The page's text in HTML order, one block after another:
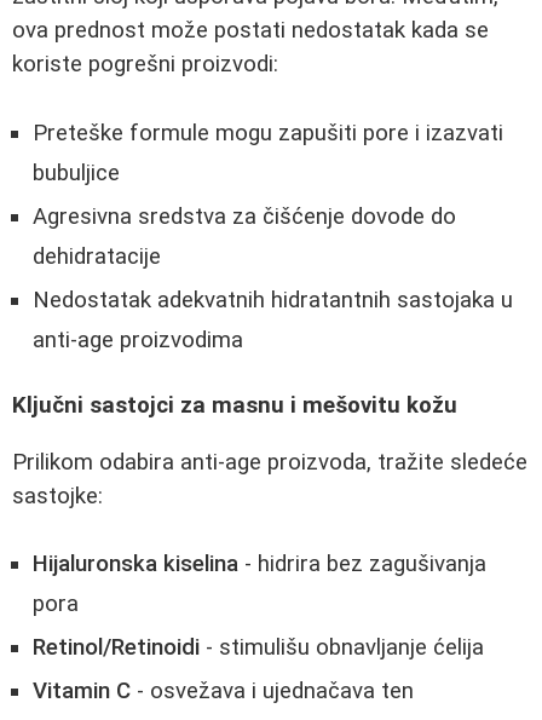
ova prednost može postati nedostatak kada se
koriste pogrešni proizvodi:
Preteške formule mogu zapušiti pore i izazvati
bubuljice
Agresivna sredstva za čišćenje dovode do
dehidratacije
Nedostatak adekvatnih hidratantnih sastojaka u
anti-age proizvodima
Ključni sastojci za masnu i mešovitu kožu
Prilikom odabira anti-age proizvoda, tražite sledeće
sastojke:
Hijaluronska kiselina - hidrira bez zagušivanja
pora
Retinol/Retinoidi - stimulišu obnavljanje ćelija
Vitamin C - osvežava i ujednačava ten